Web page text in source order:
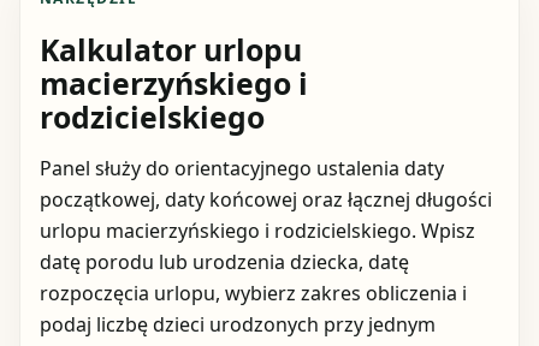
Kalkulator urlopu
macierzyńskiego i
rodzicielskiego
Panel służy do orientacyjnego ustalenia daty
początkowej, daty końcowej oraz łącznej długości
urlopu macierzyńskiego i rodzicielskiego. Wpisz
datę porodu lub urodzenia dziecka, datę
rozpoczęcia urlopu, wybierz zakres obliczenia i
podaj liczbę dzieci urodzonych przy jednym